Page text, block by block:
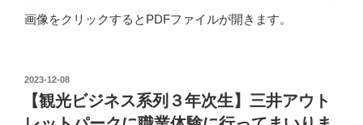
画像をクリックするとPDFファイルが開きます。
投
日:
2023-12-08
【観光ビジネス系列３年次生】三井アウト